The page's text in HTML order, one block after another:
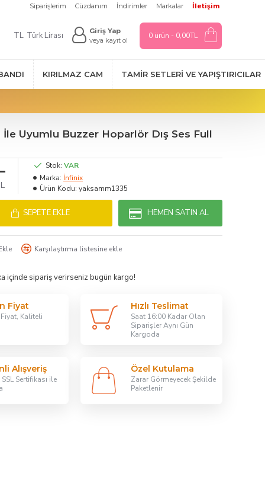
Siparişlerim Cüzdanım İndirimler Markalar İletişim
TL Türk Lirası
Giriş Yap
veya kayıt ol
0 ürün - 0,00TL
KIRILMAZ CAM TAMIR SETLERI VE YAPIŞTIRICILAR
Uyumlu Buzzer Hoparlör Dış Ses Full
Stok: VAR
Marka: İnfinix
Ürün Kodu: yaksamm1335
SEPETE EKLE HEMEN SATIN AL
Karşılaştırma listesine ekle
Fiyat
Kaliteli
Hızlı Teslimat
Saat 16:00 Kadar Olan
Siparişler Aynı Gün
Kargoda
Alışveriş
Sertifikası ile
Özel Kutulama
Zarar Görmeyecek Şekilde
Paketlenir
içinde sipariş verirseniz bugün kargo!